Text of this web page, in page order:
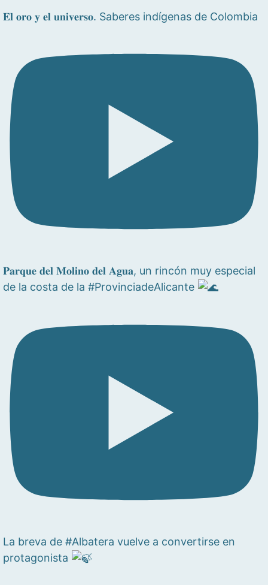
𝐄𝐥 𝐨𝐫𝐨 𝐲 𝐞𝐥 𝐮𝐧𝐢𝐯𝐞𝐫𝐬𝐨. Saberes indígenas de Colombia
𝐏𝐚𝐫𝐪𝐮𝐞 𝐝𝐞𝐥 𝐌𝐨𝐥𝐢𝐧𝐨 𝐝𝐞𝐥 𝐀𝐠𝐮𝐚, un rincón muy especial
de la costa de la #ProvinciadeAlicante
La breva de #Albatera vuelve a convertirse en
protagonista